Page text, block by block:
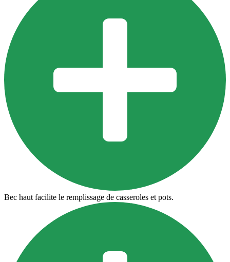
Bec haut facilite le remplissage de casseroles et pots.